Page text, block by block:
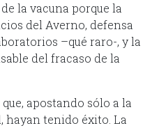
la vacuna porque la
del Averno, defensa
–qué raro-, y la
del fracaso de la
apostando sólo a la
tenido éxito. La